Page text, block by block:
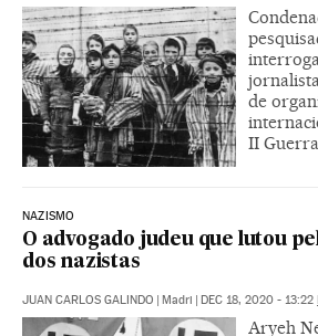
de
II
NAZISMO
O advogado judeu que lutou
dos nazistas
JUAN CARLOS GALINDO | Madri | DEC 18, 2020 - 13:22
Aryeh